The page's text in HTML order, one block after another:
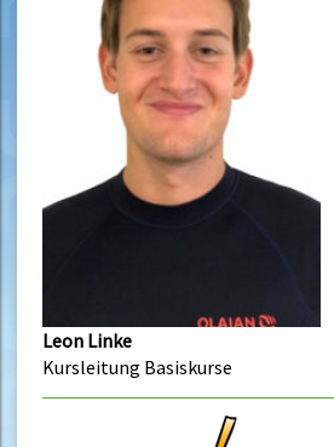
Leon Linke
Kursleitung Basiskurse